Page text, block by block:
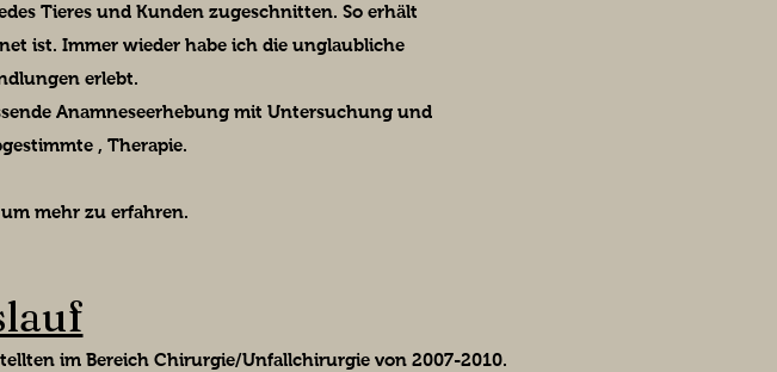
Tieres und Kunden zugeschnitten. So erhält
ist. Immer wieder habe ich die unglaubliche
erlebt.
Anamneseerhebung mit Untersuchung und
, Therapie.
mehr zu erfahren.
im Bereich Chirurgie/Unfallchirurgie von 2007-2010.